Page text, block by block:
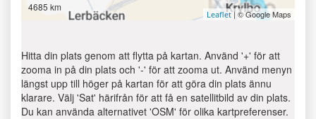
4685 km
Leaflet| © Google Maps
Hitta din plats genom att flytta på kartan. Använd '+' för att
zooma in på din plats och '-' för att zooma ut. Använd menyn
längst upp till höger på kartan för att göra din plats ännu
klarare. Välj 'Sat' härifrån för att få en satellitbild av din plats.
Du kan använda alternativet 'OSM' för olika kartpreferenser.